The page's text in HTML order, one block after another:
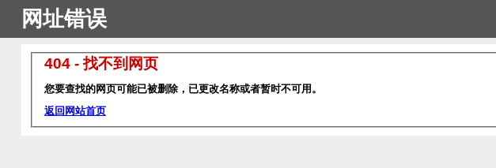
网址错误
404 - 找不到网页
您要查找的网页可能已被删除，已更改名称或者暂时不可用。
返回网站首页